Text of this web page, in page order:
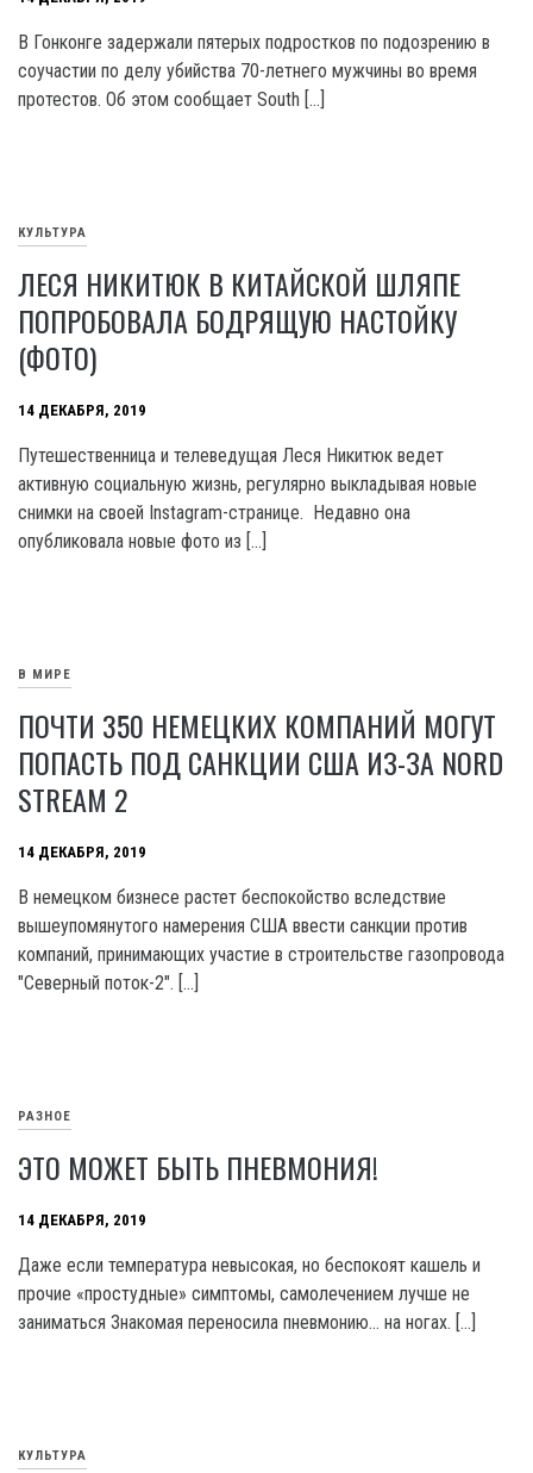
В Гонконге задержали пятерых подростков по подозрению в
соучастии по делу убийства 70-летнего мужчины во время
протестов. Об этом сообщает South […]
КУЛЬТУРА
ЛЕСЯ НИКИТЮК В КИТАЙСКОЙ ШЛЯПЕ
ПОПРОБОВАЛА БОДРЯЩУЮ НАСТОЙКУ
(ФОТО)
14 ДЕКАБРЯ, 2019
Путешественница и телеведущая Леся Никитюк ведет
активную социальную жизнь, регулярно выкладывая новые
снимки на своей Instagram-странице. Недавно она
опубликовала новые фото из […]
В МИРЕ
ПОЧТИ 350 НЕМЕЦКИХ КОМПАНИЙ МОГУТ
ПОПАСТЬ ПОД САНКЦИИ США ИЗ-ЗА NORD
STREAM 2
14 ДЕКАБРЯ, 2019
В немецком бизнесе растет беспокойство вследствие
вышеупомянутого намерения США ввести санкции против
компаний, принимающих участие в строительстве газопровода
"Северный поток-2". […]
РАЗНОЕ
ЭТО МОЖЕТ БЫТЬ ПНЕВМОНИЯ!
14 ДЕКАБРЯ, 2019
Даже если температура невысокая, но беспокоят кашель и
прочие «простудные» симптомы, самолечением лучше не
заниматься Знакомая переносила пневмонию… на ногах. […]
КУЛЬТУРА